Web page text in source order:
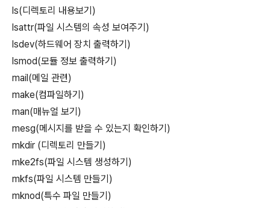
ls(디렉토리 내용보기)
lsattr(파일 시스템의 속성 보여주기)
lsdev(하드웨어 장치 출력하기)
lsmod(모듈 정보 출력하기)
mail(메일 관련)
make(컴파일하기)
man(매뉴얼 보기)
mesg(메시지를 받을 수 있는지 확인하기)
mkdir (디렉토리 만들기)
mke2fs(파일 시스템 생성하기)
mkfs(파일 시스템 만들기)
mknod(특수 파일 만들기)